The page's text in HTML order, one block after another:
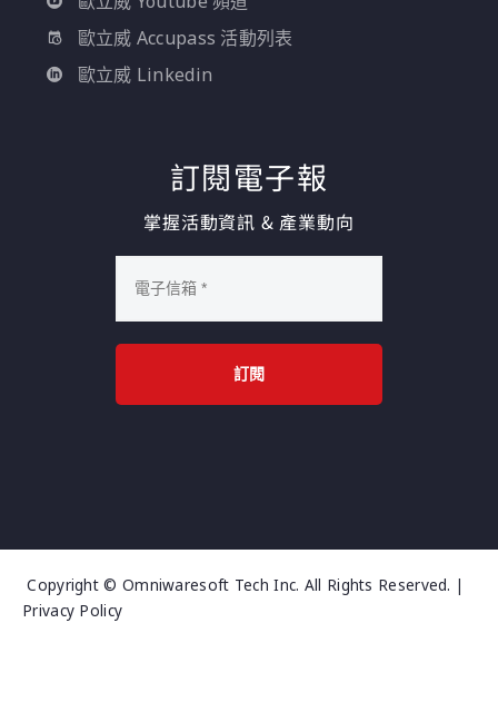
歐立威 Accupass 活動列表
歐立威 Linkedin
訂閱電子報
掌握活動資訊 & 產業動向
訂閱
Copyright © Omniwaresoft Tech Inc. All Rights Reserved. |
Privacy Policy